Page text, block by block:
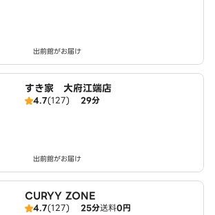
出前館がお届け
すき家 大府江端店
4.7(127) 29分
出前館がお届け
CURYY ZONE
4.7(127) 25分送料0円